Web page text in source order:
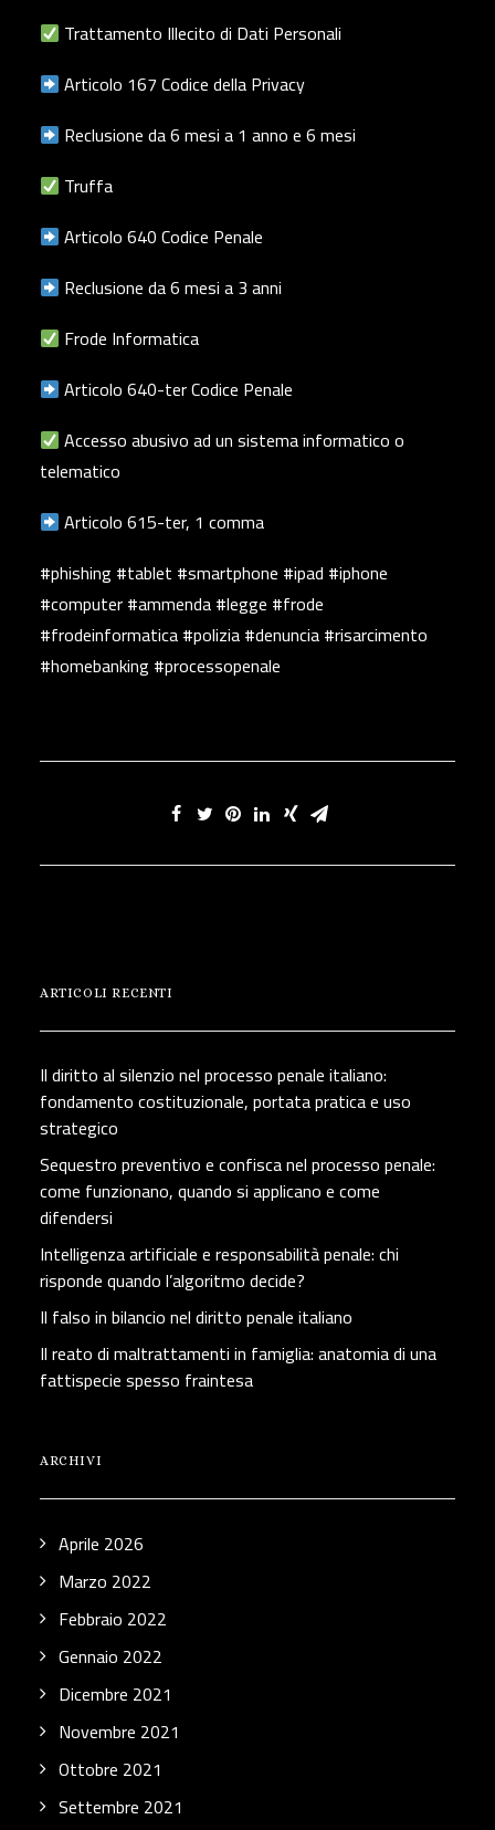
Trattamento Illecito di Dati Personali
Articolo 167 Codice della Privacy
Reclusione da 6 mesi a 1 anno e 6 mesi
Truffa
Articolo 640 Codice Penale
Reclusione da 6 mesi a 3 anni
Frode Informatica
Articolo 640-ter Codice Penale
Accesso abusivo ad un sistema informatico o
telematico
Articolo 615-ter, 1 comma
#phishing #tablet #smartphone #ipad #iphone
#computer #ammenda #legge #frode
#frodeinformatica #polizia #denuncia #risarcimento
#homebanking #processopenale
ARTICOLI RECENTI
Il diritto al silenzio nel processo penale italiano:
fondamento costituzionale, portata pratica e uso
strategico
Sequestro preventivo e confisca nel processo penale:
come funzionano, quando si applicano e come
difendersi
Intelligenza artificiale e responsabilità penale: chi
risponde quando l’algoritmo decide?
Il falso in bilancio nel diritto penale italiano
Il reato di maltrattamenti in famiglia: anatomia di una
fattispecie spesso fraintesa
ARCHIVI
Aprile 2026
Marzo 2022
Febbraio 2022
Gennaio 2022
Dicembre 2021
Novembre 2021
Ottobre 2021
Settembre 2021